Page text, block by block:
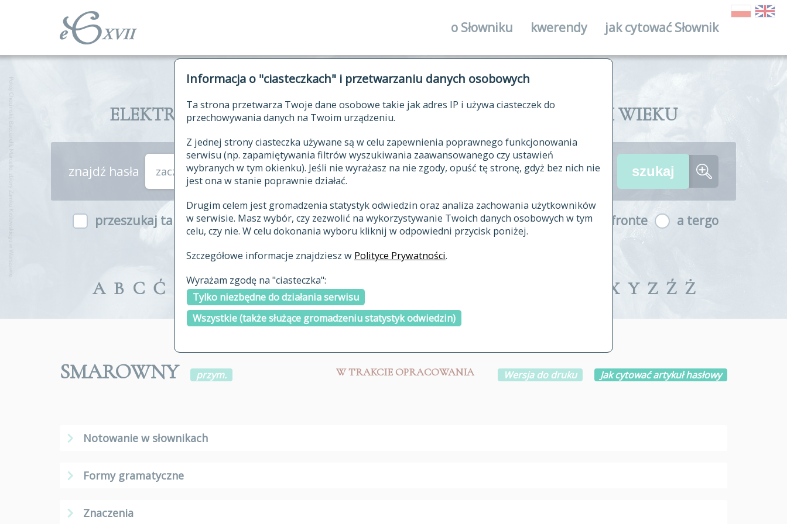
Informacja o "ciasteczkach" i przetwarzaniu danych osobowych
Ta strona przetwarza Twoje dane osobowe takie jak adres IP i używa ciasteczek do
przechowywania danych na Twoim urządzeniu.
Z jednej strony ciasteczka używane są w celu zapewnienia poprawnego funkcjonowania
serwisu (np. zapamiętywania filtrów wyszukiwania zaawansowanego czy ustawień
wybranych w tym okienku). Jeśli nie wyrażasz na nie zgody, opuść tę stronę, gdyż bez nich nie
jest ona w stanie poprawnie działać.
Drugim celem jest gromadzenia statystyk odwiedzin oraz analiza zachowania użytkowników
w serwisie. Masz wybór, czy zezwolić na wykorzystywanie Twoich danych osobowych w tym
celu, czy nie. W celu dokonania wyboru kliknij w odpowiedni przycisk poniżej.
Szczegółowe informacje znajdziesz w Polityce Prywatności.
Wyrażam zgodę na "ciasteczka":
Tylko niezbędne do działania serwisu
Wszystkie (także służące gromadzeniu statystyk odwiedzin)
o Słowniku
historia
publikacje
autorzy tekstów źródłowych
zasady opracowania
najnowsze hasła
ostatnio zmodyfikowane
kwerendy jak cytować Słownik
ELEKTRONICZNY SŁOWNIK JĘZYKA POLSKIEGO XVII I XVIII WIEKU
znajdź hasła zaczynające się od
przeszukaj także hasła w indeksie a fronte a tergo
A B C Ć E F G H I J K L Ł M X Y Z Ź Ż
SMAROWNY przym. W TRAKCIE OPRACOWANIA Wersja do druku Jak cytować artykuł hasłowy
Notowanie w słownikach
Formy gramatyczne
Znaczenia